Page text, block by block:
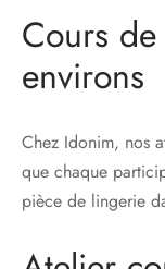
Cours
environs
Chez Idonim, nos
que chaque
pièce de lingerie